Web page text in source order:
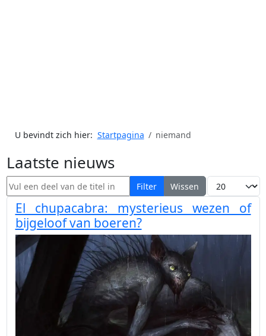
U bevindt zich hier: Startpagina niemand
Laatste nieuws
Vul een deel van de titel in Filter Wissen Toon #
El chupacabra: mysterieus wezen of
bijgeloof van boeren?